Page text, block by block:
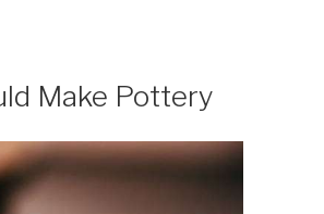
Make Pottery